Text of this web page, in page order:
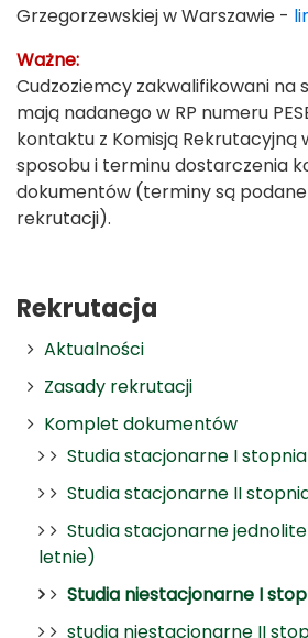
Rekrutacja
Aktualności
Zasady rekrutacji
Komplet dokumentów
Studia stacjonarne I
Studia stacjonarne II
Studia stacjonarne
letnie)
Studia niestacjonarne I
studia niestacjonarne II
Grzegorzewskiej w Warszawie -
Ważne:
Cudzoziemcy zakwalifikowani na
mają nadanego w RP numeru
kontaktu z Komisją Rekrutacyjną
sposobu i terminu dostarczenia
dokumentów (terminy są
rekrutacji).